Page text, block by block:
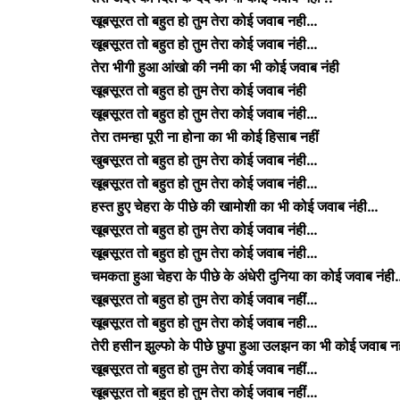
खूबसूरत तो बहुत हो तुम तेरा कोई जवाब नही…
खूबसूरत तो बहुत हो तुम तेरा कोई जवाब नंही…
तेरा भीगी हुआ आंखो की नमी का भी कोई जवाब नंही
खूबसूरत तो बहुत हो तुम तेरा कोई जवाब नंही
खूबसूरत तो बहुत हो तुम तेरा कोई जवाब नंही…
तेरा तमन्हा पूरी ना होना का भी कोई हिसाब नहीं
खुबसूरत तो बहुत हो तुम तेरा कोई जवाब नंही…
खूबसूरत तो बहुत हो तुम तेरा कोई जवाब नंही…
हस्त हुए चेहरा के पीछे की खामोशी का भी कोई जवाब नंही…
खूबसूरत तो बहुत हो तुम तेरा कोई जवाब नंही…
खूबसूरत तो बहुत हो तुम तेरा कोई जवाब नंही…
चमकता हुआ चेहरा के पीछे के अंधेरी दुनिया का कोई जवाब
खूबसूरत तो बहुत हो तुम तेरा कोई जवाब नहीं…
खूबसूरत तो बहुत हो तुम तेरा कोई जवाब नही…
तेरी हसीन झुल्फो के पीछे छुपा हुआ उलझन का भी कोई जवाब
खूबसूरत तो बहुत हो तुम तेरा कोई जवाब नहीं…
खूबसूरत तो बहुत हो तुम तेरा कोई जवाब नहीं…